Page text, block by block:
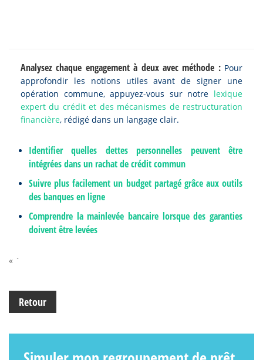
Analysez chaque engagement à deux avec méthode :Pour
approfondir les notions utiles avant de signer une
opération commune, appuyez-vous sur notre lexique
expert du crédit et des mécanismes de restructuration
financière, rédigé dans un langage clair.
Identifier quelles dettes personnelles peuvent être
intégrées dans un rachat de crédit commun
Suivre plus facilement un budget partagé grâce aux outils
des banques en ligne
Comprendre la mainlevée bancaire lorsque des garanties
doivent être levées
« `
Retour